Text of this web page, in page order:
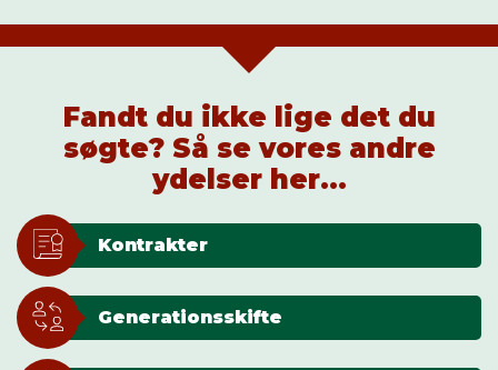
Fandt du ikke lige det du
søgte? Så se vores andre
ydelser her...
Kontrakter
Generationsskifte